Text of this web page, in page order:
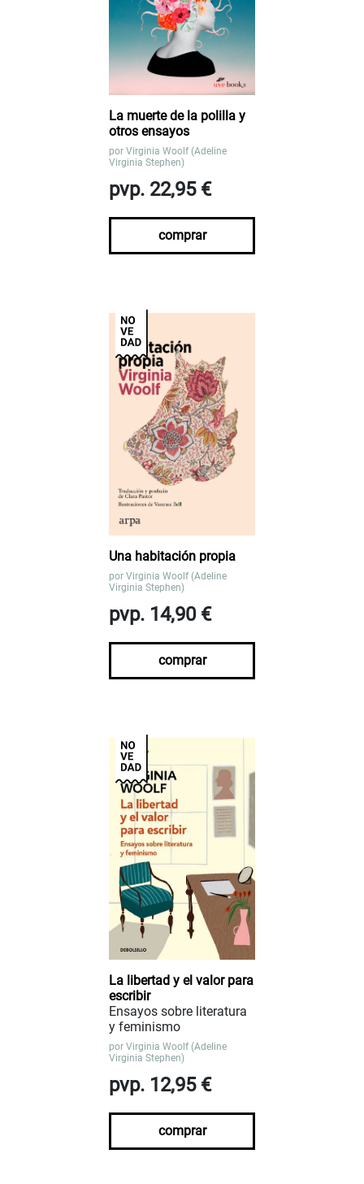
La muerte de la polilla y
otros ensayos
por Virginia Woolf (Adeline
Virginia Stephen)
pvp. 22,95 €
comprar
Una habitación propia
por Virginia Woolf (Adeline
Virginia Stephen)
pvp. 14,90 €
comprar
La libertad y el valor para
escribir
Ensayos sobre literatura
y feminismo
por Virginia Woolf (Adeline
Virginia Stephen)
pvp. 12,95 €
comprar